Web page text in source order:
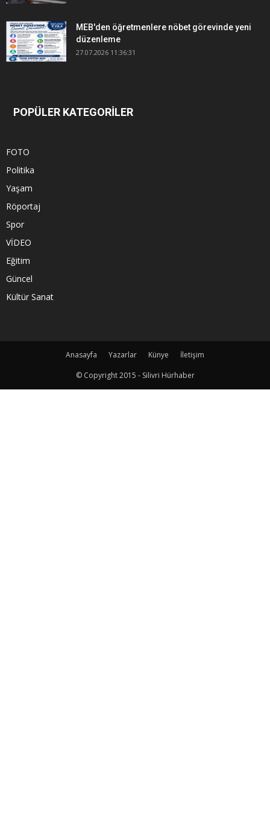
MEB'den öğretmenlere nöbet görevinde yeni
düzenleme
27.07.2026 11:36:31
POPÜLER KATEGORİLER
FOTO
Politika
Yaşam
Röportaj
Spor
VİDEO
Eğitim
Güncel
Kültür Sanat
Anasayfa Yazarlar Künye
İletişim
© Copyright 2015 - Silivri Hürhaber